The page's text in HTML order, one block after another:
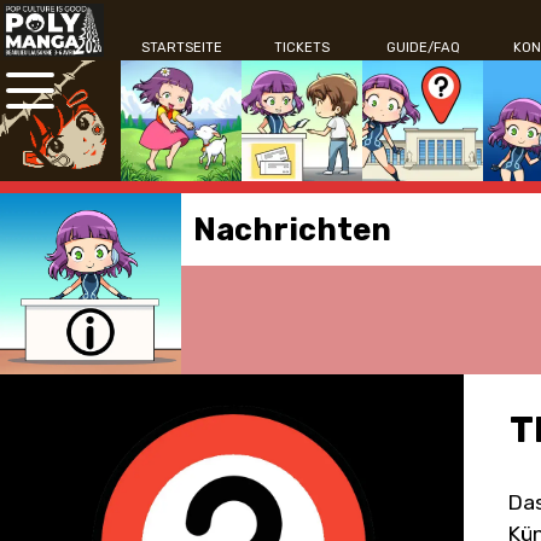
STARTSEITE TICKETS GUIDE/FAQ
Nachrichten